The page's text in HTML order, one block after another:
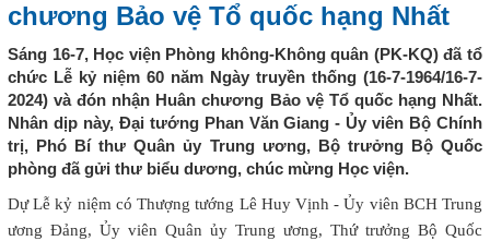
chương Bảo vệ Tổ quốc hạng Nhất
Sáng 16-7, Học viện Phòng không-Không quân (PK-KQ) đã tổ
chức Lễ kỷ niệm 60 năm Ngày truyền thống (16-7-1964/16-7-
2024) và đón nhận Huân chương Bảo vệ Tổ quốc hạng Nhất.
Nhân dịp này, Đại tướng Phan Văn Giang - Ủy viên Bộ Chính
trị, Phó Bí thư Quân ủy Trung ương, Bộ trưởng Bộ Quốc
phòng đã gửi thư biểu dương, chúc mừng Học viện.
Dự Lễ kỷ niệm có Thượng tướng Lê Huy Vịnh - Ủy viên BCH Trung
ương Đảng, Ủy viên Quân ủy Trung ương, Thứ trưởng Bộ Quốc